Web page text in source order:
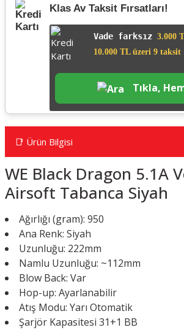
Klas Av Taksit Fırsatları!
Vade farksız 3.000
10.000 TL üzeri 9 taksit
Tıkla,
📑 Ürün Bilgisi
WE Black Dragon 5.1A
Airsoft Tabanca Siyah
Ağırlığı (gram): 950
Ana Renk: Siyah
Uzunluğu: 222mm
Namlu Uzunluğu: ~112mm
Blow Back: Var
Hop-up: Ayarlanabilir
Atış Modu: Yarı Otomatik
Şarjör Kapasitesi 31+1 BB